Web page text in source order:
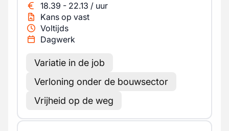
18.39 - 22.13 / uur
Kans op vast
Voltijds
Dagwerk
Variatie in de job
Verloning onder de bouwsector
Vrijheid op de weg